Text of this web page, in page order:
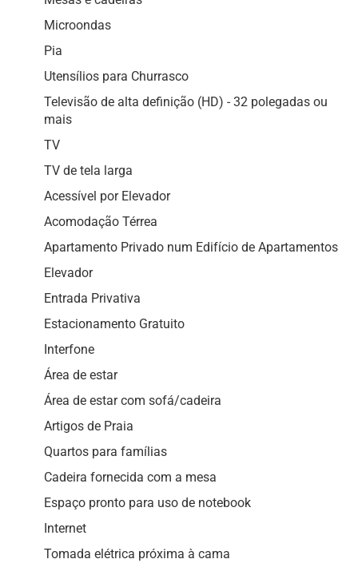
Microondas
Pia
Utensílios para Churrasco
Televisão de alta definição (HD) - 32 polegadas ou
mais
TV
TV de tela larga
Acessível por Elevador
Acomodação Térrea
Apartamento Privado num Edifício de Apartamentos
Elevador
Entrada Privativa
Estacionamento Gratuito
Interfone
Área de estar
Área de estar com sofá/cadeira
Artigos de Praia
Quartos para famílias
Cadeira fornecida com a mesa
Espaço pronto para uso de notebook
Internet
Tomada elétrica próxima à cama